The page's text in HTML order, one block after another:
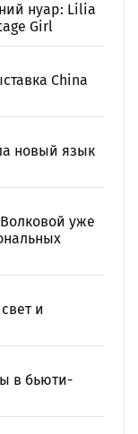
нуар: Lilia
Girl
China
новый язык
уже
и
в бьюти-